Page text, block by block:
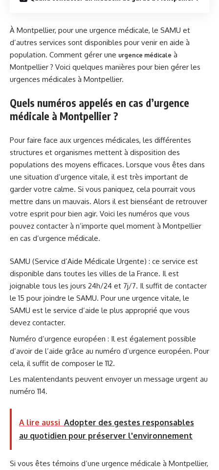
À Montpellier, pour une urgence médicale, le SAMU et
d’autres services sont disponibles pour venir en aide à
population. Comment gérer une urgence médicale à
Montpellier ? Voici quelques manières pour bien gérer les
urgences médicales à Montpellier.
Quels numéros appelés en cas d’urgence
médicale à Montpellier ?
Pour faire face aux urgences médicales, les différentes
structures et organismes mettent à disposition des
populations des moyens efficaces. Lorsque vous êtes dans
une situation d’urgence vitale, il est très important de
garder votre calme. Si vous paniquez, cela pourrait vous
mettre dans un mauvais. Alors il est bienséant de retrouver
votre esprit pour bien agir. Voici les numéros que vous
pouvez contacter à n’importe quel moment à Montpellier
en cas d’urgence médicale.
SAMU (Service d’Aide Médicale Urgente) : ce service est
disponible dans toutes les villes de la France. Il est
joignable tous les jours 24h/24 et 7j/7. Il suffit de contacter
le 15 pour joindre le SAMU. Pour une urgence vitale, le
SAMU est le service d’aide le plus approprié que vous
devez contacter.
Numéro d’urgence européen : Il est également possible
d’avoir de l’aide grâce au numéro d’urgence européen. Pour
cela, il suffit de composer le 112.
Les malentendants peuvent envoyer un message urgent au
numéro 114.
A lire aussi Adopter des gestes responsables
au quotidien pour préserver l'environnement
Si vous êtes témoins d’une urgence médicale à Montpellier,